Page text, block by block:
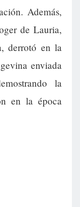
Además,
de Lauria,
derrotó en la
enviada
la
en la época